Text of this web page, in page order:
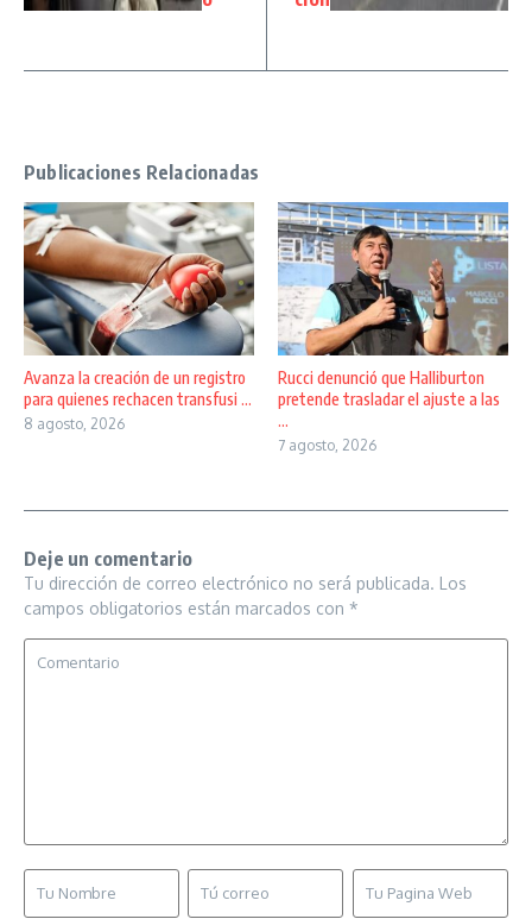
Publicaciones Relacionadas
Avanza la creación de un registro
para quienes rechacen transfusi ...
8 agosto, 2026
Rucci denunció que Halliburton
pretende trasladar el ajuste a las
...
7 agosto, 2026
Deje un comentario
Tu dirección de correo electrónico no será publicada. Los
campos obligatorios están marcados con *